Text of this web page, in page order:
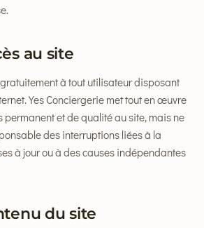
au site
à tout utilisateur disposant
Yes Conciergerie met tout en œuvre
permanent et de qualité au site, mais ne
des interruptions liées à la
à jour ou à des causes indépendantes
du site